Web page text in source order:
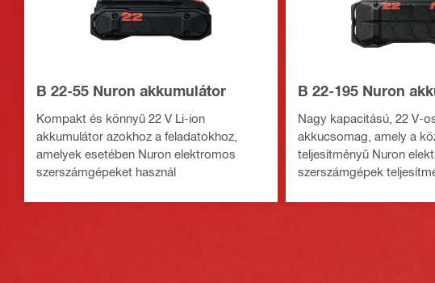
B 22-55 Nuron akkumulátor
Kompakt és könnyű 22 V Li-ion
akkumulátor azokhoz a feladatokhoz,
amelyek esetében Nuron elektromos
szerszámgépeket használ
B 22-195 Nuron
Nagy kapacitású, 22 V-
akkucsomag, amely a
teljesítményű Nuron
szerszámgépek